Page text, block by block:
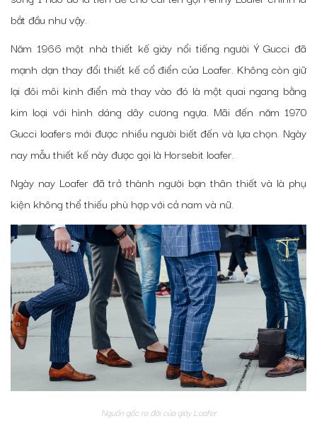
bắt đầu như vậy.
Năm 1966 một nhà thiết kế giày nổi tiếng người Ý Gucci đã
mạnh dạn thay đổi thiết kế cổ điển của Loafer. Không còn giữ
lại đôi môi kinh điển mà thay vào đó là một quai ngang bằng
kim loại với hình dáng dây cương ngựa. Mãi đến năm 1970
Gucci loafers mới được nhiều người biết đến và lựa chọn. Ngày
nay mẫu thiết kế này được gọi là Horsebit loafer.
Ngày nay Loafer đã trở thành người bạn thân thiết và là phụ
kiện không thể thiếu phù hợp với cả nam và nữ.
Nguồn gốc ra đời của giày Loafer